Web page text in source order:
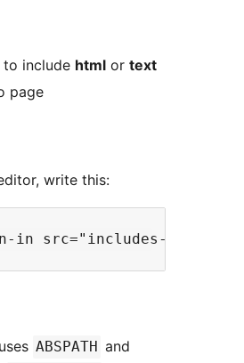
include html or text
page
write this:
ABSPATH and